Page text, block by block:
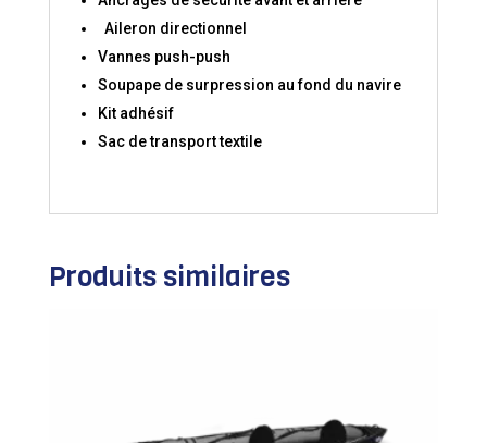
Aileron directionnel
Vannes push-push
Soupape de surpression au fond du navire
Kit adhésif
Sac de transport textile
Produits similaires